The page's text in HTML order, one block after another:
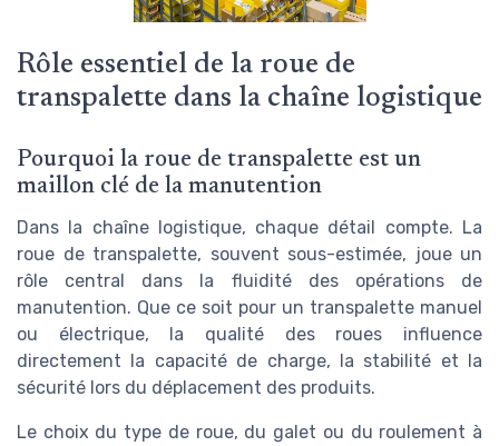
Rôle essentiel de la roue de
transpalette dans la chaîne logistique
Pourquoi la roue de transpalette est un
maillon clé de la manutention
Dans la chaîne logistique, chaque détail compte. La
roue de transpalette, souvent sous-estimée, joue un
rôle central dans la fluidité des opérations de
manutention. Que ce soit pour un transpalette manuel
ou électrique, la qualité des roues influence
directement la capacité de charge, la stabilité et la
sécurité lors du déplacement des produits.
Le choix du type de roue, du galet ou du roulement à